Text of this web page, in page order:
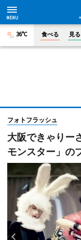
36°C 食べる 見
フォトフラッシュ
大阪できゃりー
モンスター」の